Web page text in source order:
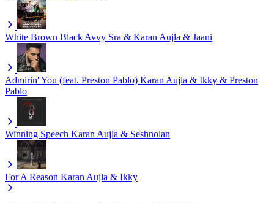
White Brown Black Avvy Sra & Karan Aujla & Jaani
Admirin' You (feat. Preston Pablo) Karan Aujla & Ikky & Preston
Pablo
Winning Speech Karan Aujla & Seshnolan
For A Reason Karan Aujla & Ikky